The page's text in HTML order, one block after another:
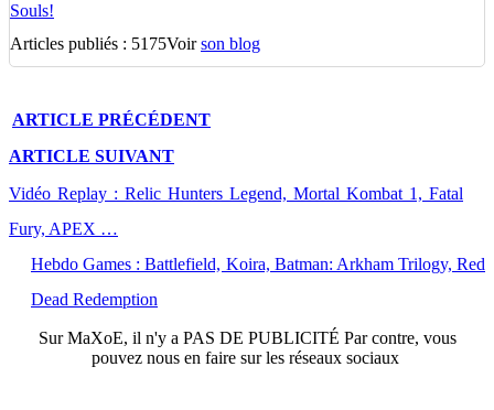
Souls!
Articles publiés : 5175Voirson blog
ARTICLE PRÉCÉDENT
ARTICLE SUIVANT
Vidéo Replay : Relic Hunters Legend, Mortal Kombat 1, Fatal
Fury, APEX …
Hebdo Games : Battlefield, Koira, Batman: Arkham Trilogy, Red
Dead Redemption
SurMaXoE, il n'y a PAS DE PUBLICITÉ Par contre, vous
pouvez nous en faire sur les réseaux sociaux